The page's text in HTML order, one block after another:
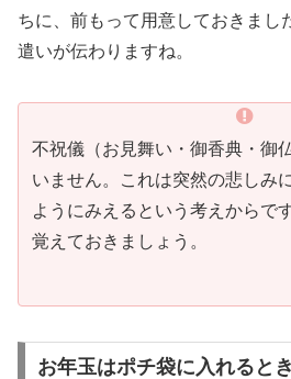
ちに、前もって用意しておきまし
遣いが伝わりますね。
不祝儀（お見舞い・御香典・御
いません。これは突然の悲しみ
ようにみえるという考えからで
覚えておきましょう。
お年玉はポチ袋に入れると